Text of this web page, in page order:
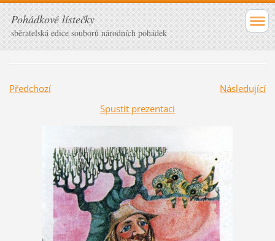
Pohádkové lístečky
sběratelská edice souborů národních pohádek
Předchozí
Následující
Spustit prezentaci